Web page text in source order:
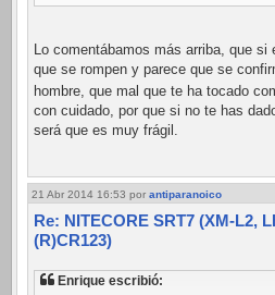
Lo comentábamos más arriba, que si
que se rompen y parece que se
hombre, que mal que te ha tocado
con cuidado, por que si no te has
será que es muy frágil.
21 Abr 2014 16:53 por antiparanoico
Re: NITECORE SRT7 (XM-L2,
(R)CR123)
Enrique escribió: